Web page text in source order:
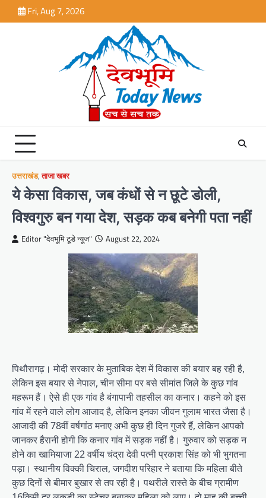
to
Fri, Aug 7, 2026
उत्तराखंड,ताजा खबर
ये केसा विकास, जब कंधों से न छूटे डोली,
विश्वगुरु बन गया देश, सड़क कब बनेगी पता नहीं
Editor "देवभूमि टूडे न्यूज" August 22, 2024
पिथौरागढ़। मोदी सरकार के मुताबिक देश में विकास की बयार बह रही है,
लेकिन इस बयार से नेपाल, चीन सीमा पर बसे सीमांत जिले के कुछ गांव
महरूम हैं। ऐसे ही एक गांव है बंगापानी तहसील का कनार। कहने को इस
गांव में रहने वाले लोग आजाद है, लेकिन इनका जीवन गुलाम भारत जैसा है।
आजादी की 78वीं वर्षगांठ मनाए अभी कुछ ही दिन गुजरे हैं, लेकिन आपको
जानकर हैरानी होगी कि कनार गांव में सड़क नहीं है। गुरुवार को सड़क न
होने का खामियाजा 22 वर्षीय चंद्रा देवी पत्नी प्रकाश सिंह को भी भुगतना
पड़ा। स्थानीय विक्की चिराल, जगदीश परिहार ने बताया कि महिला बीते
कुछ दिनों से बीमार बुखार से तप रही है। पथरीले रास्ते के बीच ग्रामीण